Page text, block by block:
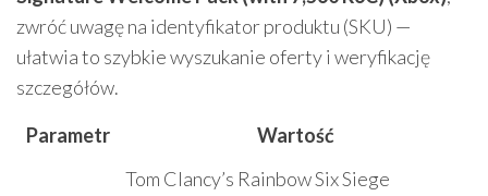
zwróć uwagę na identyfikator produktu (SKU) —
ułatwia to szybkie wyszukanie oferty i weryfikację
szczegółów.
Parametr
Wartość
Tom Clancy’s Rainbow Six Siege